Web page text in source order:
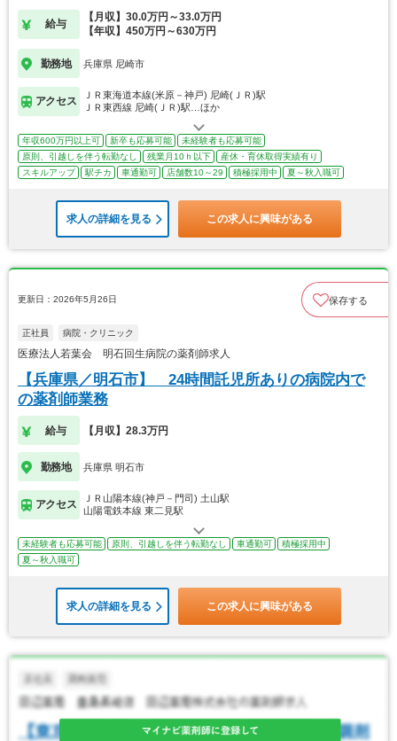
給与
【月収】30.0万円～33.0万円
【年収】450万円～630万円
勤務地 兵庫県 尼崎市
アクセス
ＪＲ東海道本線(米原－神戸) 尼崎(ＪＲ)駅
ＪＲ東西線 尼崎(ＪＲ)駅…ほか
年収600万円以上可 新卒も応募可能
未経験者も応募可能
原則、引越しを伴う転勤なし
残業月10ｈ以下
産休・育休取得実績有り
スキルアップ
駅チカ 車通勤可 店舗数10～29 積極採用中 夏～秋入職可
求人の詳細を見る この求人に興味がある
更新日：2026年5月26日 保存する
正社員 病院・クリニック
医療法人若葉会 明石回生病院の薬剤師求人
【兵庫県／明石市】 24時間託児所ありの病院内で
の薬剤師業務
給与 【月収】28.3万円
勤務地 兵庫県 明石市
アクセス
ＪＲ山陽本線(神戸－門司) 土山駅
山陽電鉄本線 東二見駅
未経験者も応募可能 原則、引越しを伴う転勤なし 車通勤可
積極採用中
夏～秋入職可
求人の詳細を見る この求人に興味がある